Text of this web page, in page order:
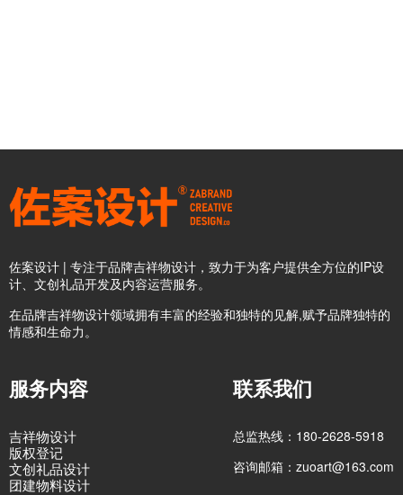
佐案设计 | 专注于品牌吉祥物设计，致力于为客户提供全方位的IP设
计、文创礼品开发及内容运营服务。
在品牌吉祥物设计领域拥有丰富的经验和独特的见解,赋予品牌独特的
情感和生命力。
服务内容
吉祥物设计
版权登记
文创礼品设计
团建物料设计
联系我们
总监热线：180-2628-5918
咨询邮箱：zuoart@163.com